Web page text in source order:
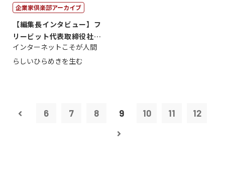
企業家倶楽部アーカイブ
【編集長インタビュー】フ
リービット代表取締役社長
ＣＥＯ 石田...
インターネットこそが人間
らしいひらめきを生む
6 7 8 9 10 11 12